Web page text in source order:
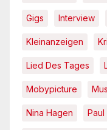
Gigs Interview
Kleinanzeigen
Lied Des Tages
Mobypicture
Nina Hagen